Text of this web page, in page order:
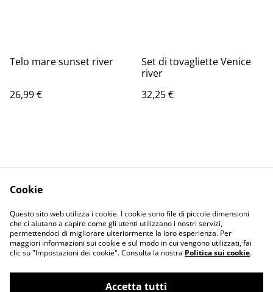
Telo mare sunset river
26,99 €
Set di tovagliette Venice
river
32,25 €
Informativa sulla
privacy
Terms and
conditions
Cookie
Questo sito web utilizza i cookie. I cookie sono file di piccole dimensioni
che ci aiutano a capire come gli utenti utilizzano i nostri servizi,
permettendoci di migliorare ulteriormente la loro esperienza. Per
maggiori informazioni sui cookie e sul modo in cui vengono utilizzati, fai
clic su "Impostazioni dei cookie". Consulta la nostra Politica sui cookie.
Accetta tutti